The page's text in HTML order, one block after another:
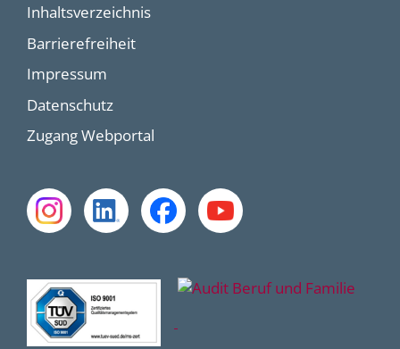
Inhaltsverzeichnis
Barrierefreiheit
Impressum
Datenschutz
Zugang Webportal